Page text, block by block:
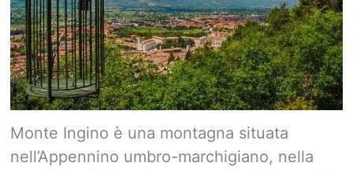
Monte Ingino è una montagna situata
nell’Appennino umbro-marchigiano, nella